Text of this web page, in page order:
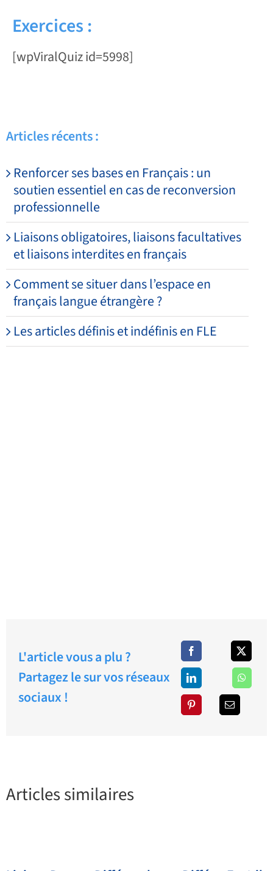
Exercices :
[wpViralQuiz id=5998]
Articles récents :
Renforcer ses bases en Français : un
soutien essentiel en cas de reconversion
professionnelle
Liaisons obligatoires, liaisons facultatives
et liaisons interdites en français
Comment se situer dans l’espace en
français langue étrangère ?
Les articles définis et indéfinis en FLE
L'article vous a plu ?
Partagez le sur vos réseaux
sociaux !
Articles similaires